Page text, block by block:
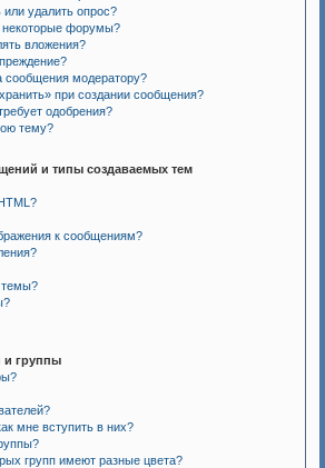
или удалить опрос?
форумы?
вложения?
сообщения модератору?
при создании сообщения?
одобрения?
тему?
и типы создаваемых тем
к сообщениям?
темы?
и группы
мне вступить в них?
групп имеют разные цвета?